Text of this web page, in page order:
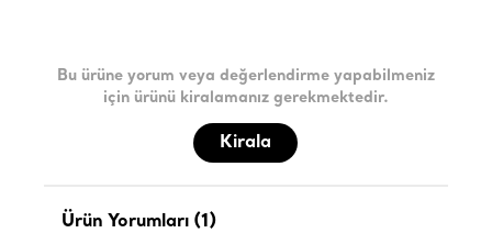
Bu ürüne yorum veya değerlendirme yapabilmeniz
için ürünü kiralamanız gerekmektedir.
Kirala
Ürün Yorumları (1)